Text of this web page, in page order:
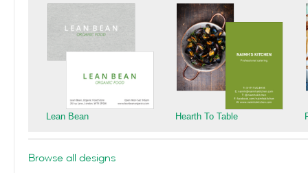
Lean Bean Hearth To Table
Browse all designs